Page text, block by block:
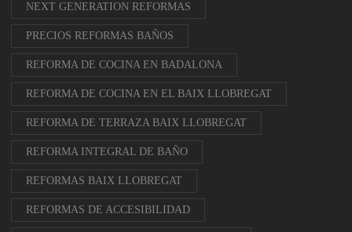
NEXT GENERATION REFORMAS
PRECIOS REFORMAS BAÑOS
REFORMA DE COCINA EN BADALONA
REFORMA DE COCINA EN EL BAIX LLOBREGAT
REFORMA DE TERRAZA BAIX LLOBREGAT
REFORMA INTEGRAL DE BAÑO
REFORMAS BAIX LLOBREGAT
REFORMAS DE ACCESIBILIDAD